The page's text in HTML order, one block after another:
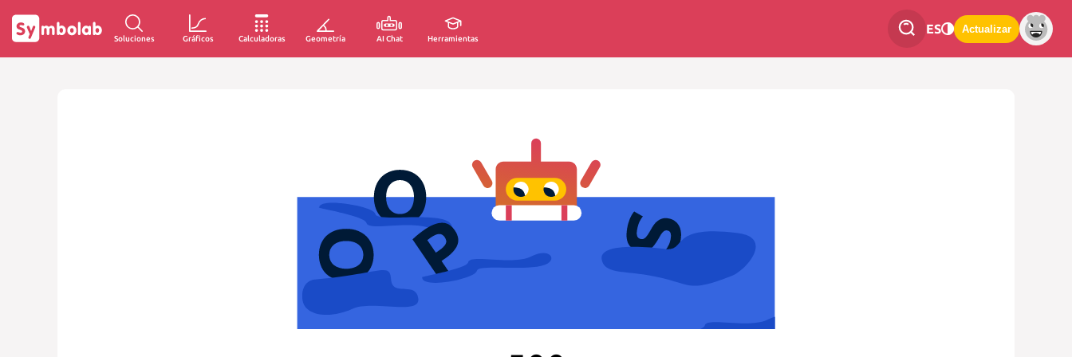
Soluciones Gráficos Calculadoras Geometría AI Chat Herramientas
ES Actualizar